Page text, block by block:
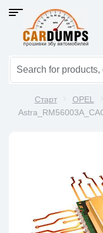
Старт OPEL